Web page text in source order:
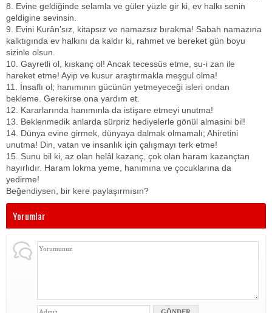
8. Evine geldiğinde selamla ve güler yüzle gir ki, ev halkı senin
geldigine sevinsin.
9. Evini Kurân’sız, kitapsız ve namazsız bırakma! Sabah namazına
kalktıgında ev halkını da kaldır ki, rahmet ve bereket gün boyu
sizinle olsun.
10. Gayretli ol, kıskanç ol! Ancak tecessüs etme, su-i zan ile
hareket etme! Ayip ve kusur araştırmakla meşgul olma!
11. İnsaflı ol; hanımının gücünün yetmeyeceği isleri ondan
bekleme. Gerekirse ona yardım et.
12. Kararlarında hanımınla da istişare etmeyi unutma!
13. Beklenmedik anlarda sürpriz hediyelerle gönül almasini bil!
14. Dünya evine girmek, dünyaya dalmak olmamalı; Ahiretini
unutma! Din, vatan ve insanlık için çalışmayı terk etme!
15. Sunu bil ki, az olan helâl kazanç, çok olan haram kazançtan
hayırlıdır. Haram lokma yeme, hanımına ve çocuklarına da
yedirme!
Beğendiysen, bir kere paylaşırmısın?
Yorumlar